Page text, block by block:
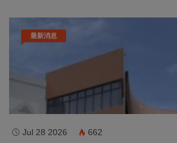
最新消息
Jul 28 2026 662